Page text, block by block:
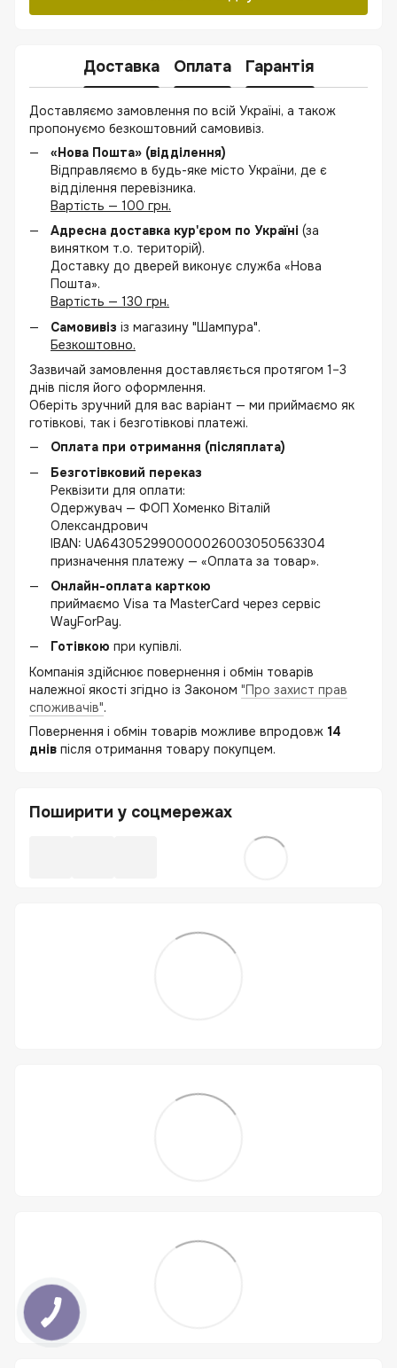
Доставка Оплата Гарантія
Доставляємо замовлення по всій Україні, а також
пропонуємо безкоштовний самовивіз.
«Нова Пошта» (відділення)
Відправляємо в будь-яке місто України, де є
відділення перевізника.
Вартість — 100 грн.
Адресна доставка кур'єром по Україні (за
винятком т.о. територій).
Доставку до дверей виконує служба «Нова
Пошта».
Вартість — 130 грн.
Самовивіз із магазину "Шампура".
Безкоштовно.
Зазвичай замовлення доставляється протягом 1–3
днів після його оформлення.
Оберіть зручний для вас варіант — ми приймаємо як
готівкові, так і безготівкові платежі.
Оплата при отримання (післяплата)
Безготівковий переказ
Реквізити для оплати:
Одержувач — ФОП Хоменко Віталій
Олександрович
IBAN: UA643052990000026003050563304
призначення платежу — «Оплата за товар».
Онлайн-оплата карткою
приймаємо Visa та MasterCard через сервіс
WayForPay.
Готівкою при купівлі.
Компанія здійснює повернення і обмін товарів
належної якості згідно із Законом "Про захист прав
споживачів".
Повернення і обмін товарів можливе впродовж 14
днів після отримання товару покупцем.
Поширити у соцмережах